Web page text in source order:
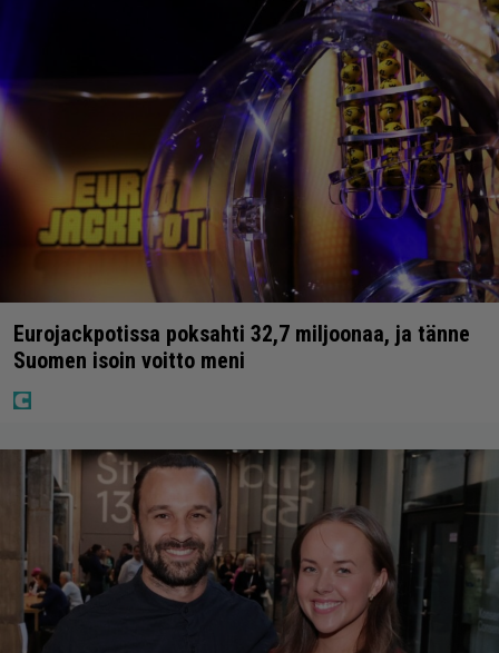
Eurojackpotissa poksahti 32,7 miljoonaa, ja tänne
Suomen isoin voitto meni